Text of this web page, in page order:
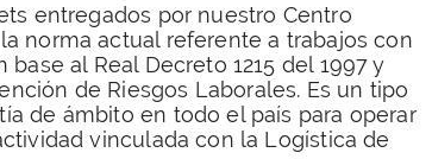
entregados por nuestro Centro
norma actual referente a trabajos con
al Real Decreto 1215 del 1997 y
de Riesgos Laborales. Es un tipo
de ámbito en todo el país para operar
vinculada con la Logística de